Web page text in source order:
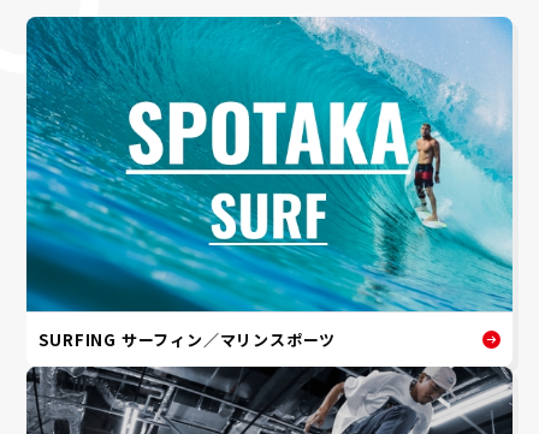
SURFING サーフィン／マリンスポーツ